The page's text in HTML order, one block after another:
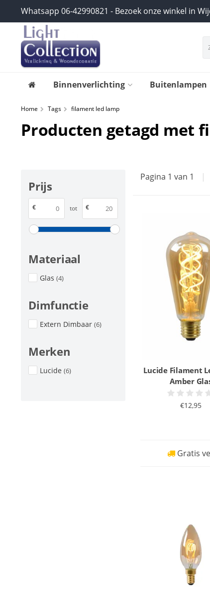
Whatsapp 06-42990821 - Bezoek onze winkel in
Binnenverlichting Buitenlampen
Home Tags filament led lamp
Producten getagd met
Prijs
€ tot €
Materiaal
Glas (4)
Dimfunctie
Extern Dimbaar (6)
Merken
Lucide (6)
Pagina 1 van 1 |
Lucide Filament
Amber
€12,95
Gratis